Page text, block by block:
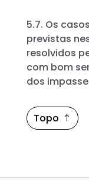
5.7. Os
previstas
resolvidos
com bom
dos
Topo